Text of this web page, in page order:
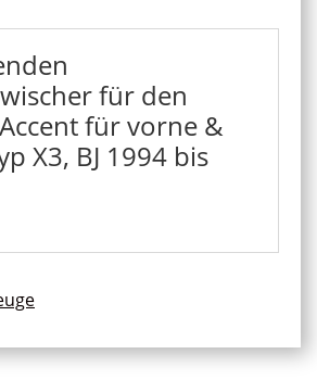
für den
für vorne &
X3, BJ 1994 bis